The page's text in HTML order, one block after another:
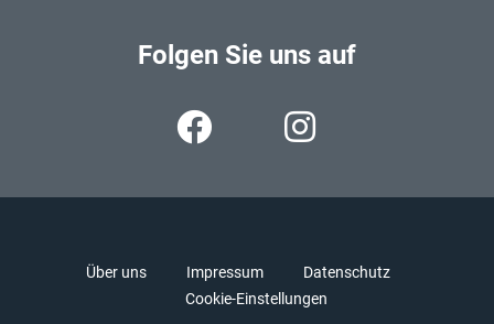
Folgen Sie uns auf
Über uns Impressum
Datenschutz
Cookie-Einstellungen